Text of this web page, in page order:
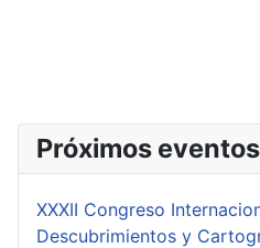
Próximos eventos
XXXII Congreso
Descubrimientos y